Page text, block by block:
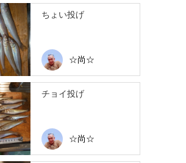
ちょい投げ
☆尚☆
チョイ投げ
☆尚☆